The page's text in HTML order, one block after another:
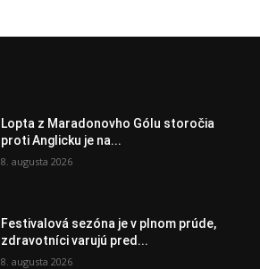
Lopta z Maradonovho Gólu storočia
proti Anglicku je na...
8. augusta 2026
Festivalová sezóna je v plnom prúde,
zdravotníci varujú pred...
8. augusta 2026